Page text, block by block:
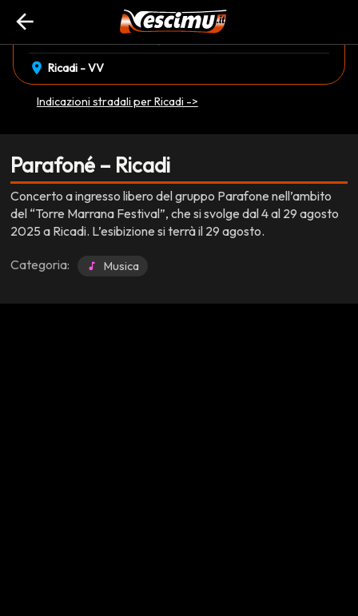
arrow_back
EVENTO CONCLUSO
venerdì 29 Agosto
location_on Ricadi - VV
Indicazioni stradali per Ricadi ->
Parafoné – Ricadi
Concerto a ingresso libero del gruppo Parafone nell’ambito
del “Torre Marrana Festival”, che si svolge dal 4 al 29 agosto
2025 a Ricadi. L’esibizione si terrà il 29 agosto.
Categoria: Musica